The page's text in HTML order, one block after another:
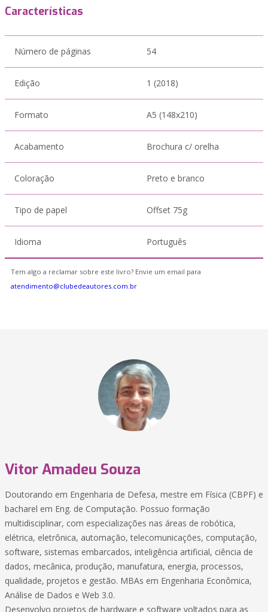
Características
Número de páginas 54
Edição 1 (2018)
Formato A5 (148x210)
Acabamento Brochura c/ orelha
Coloração Preto e branco
Tipo de papel Offset 75g
Idioma Português
Tem algo a reclamar sobre este livro? Envie um email para
atendimento@clubedeautores.com.br
Vitor Amadeu Souza
Doutorando em Engenharia de Defesa, mestre em Física (CBPF) e
bacharel em Eng. de Computação. Possuo formação
multidisciplinar, com especializações nas áreas de robótica,
elétrica, eletrônica, automação, telecomunicações, computação,
software, sistemas embarcados, inteligência artificial, ciência de
dados, mecânica, produção, manufatura, energia, processos,
qualidade, projetos e gestão. MBAs em Engenharia Econômica,
Análise de Dados e Web 3.0.
Desenvolvo projetos de hardware e software voltados para as